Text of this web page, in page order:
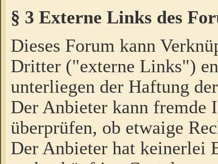
§ 3 Externe Links des
Dieses Forum kann
Dritter ("externe Links")
unterliegen der Haftung
Der Anbieter kann fremde
überprüfen, ob etwaige
Der Anbieter hat keinerlei